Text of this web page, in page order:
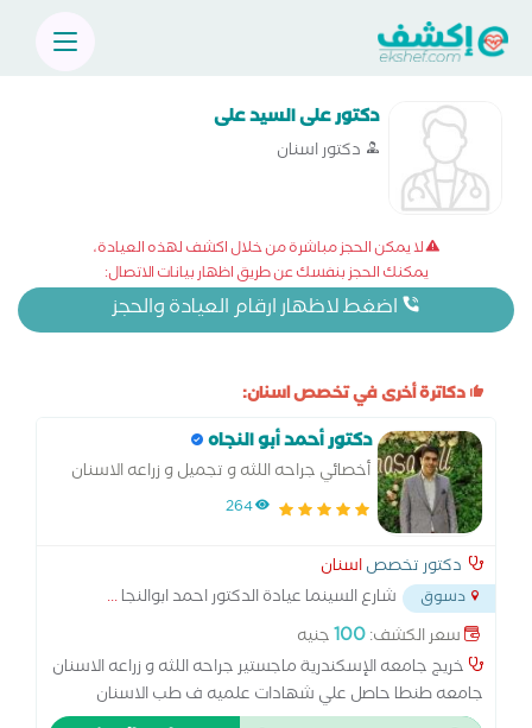
دكتور على السيد على
دكتور اسنان
لا يمكن الحجز مباشرة من خلال اكشف لهذه العيادة،
يمكنك الحجز بنفسك عن طريق اظهار بيانات الاتصال:
اضغط لاظهار ارقام العيادة والحجز
دكاترة أخرى في تخصص اسنان:
دكتور أحمد أبو النجاه
أخصائي جراحه اللثه و تجميل و زراعه الاسنان
264
دكتور تخصصاسنان
دسوق شارع السينما عيادة الدكتور احمد ابوالنجا...
سعر الكشف:100جنيه
خريج جامعه الإسكندرية ماجستير جراحه اللثه و زراعه الاسنان
جامعه طنطا حاصل علي شهادات علميه ف طب الاسنان